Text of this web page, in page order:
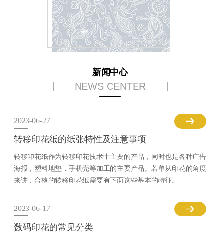
新闻中心
NEWS CENTER
2023-06-27
转移印花纸的纸张特性及注意事项
转移印花纸作为转移印花技术中主要的产品，同时也是各种广告
海报，塑料地垫，手机壳等加工的主要产品。若单从印花的角度
来讲，合格的转移印花纸需要有下面这些基本的特征。
2023-06-17
数码印花的常见分类